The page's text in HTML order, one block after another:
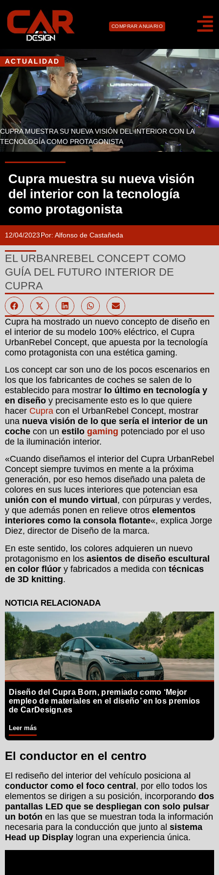
COMPRAR ANUARIO
ACTUALIDAD
CUPRA MUESTRA SU NUEVA VISIÓN DEL INTERIOR CON LA
TECNOLOGÍA COMO PROTAGONISTA
Cupra muestra su nueva visión
del interior con la tecnología
como protagonista
12/04/2023Por: Alfonso de Castañeda
EL URBANREBEL CONCEPT COMO
GUÍA DEL FUTURO INTERIOR DE
CUPRA
Cupra ha mostrado un nuevo concepto de diseño en
el interior de su modelo 100% eléctrico, el Cupra
UrbanRebel Concept, que apuesta por la tecnología
como protagonista con una estética gaming.
Los concept car son uno de los pocos escenarios en
los que los fabricantes de coches se salen de lo
establecido para mostrar lo último en tecnología y
en diseño y precisamente esto es lo que quiere
hacer Cupra con el UrbanRebel Concept, mostrar
una nueva visión de lo que sería el interior de un
coche con un estilo gaming potenciado por el uso
de la iluminación interior.
«Cuando diseñamos el interior del Cupra UrbanRebel
Concept siempre tuvimos en mente a la próxima
generación, por eso hemos diseñado una paleta de
colores en sus luces interiores que potencian esa
unión con el mundo virtual , con púrpuras y verdes,
y que además ponen en relieve otros elementos
interiores como la consola flotante«, explica Jorge
Diez, director de Diseño de la marca.
En este sentido, los colores adquieren un nuevo
protagonismo en los asientos de diseño escultural
en color flúor y fabricados a medida con técnicas
de 3D knitting.
Diseño del Cupra Born, premiado como ‘Mejor
empleo de materiales en el diseño’ en los premios
de CarDesign.es
Leer más
El conductor en el centro
El rediseño del interior del vehículo posiciona al
conductor como el foco central , por ello todos los
elementos se dirigen a su posición, incorporando dos
pantallas LED que se despliegan con solo pulsar
un botón en las que se muestran toda la información
necesaria para la conducción que junto al sistema
Head up Display logran una experiencia única.